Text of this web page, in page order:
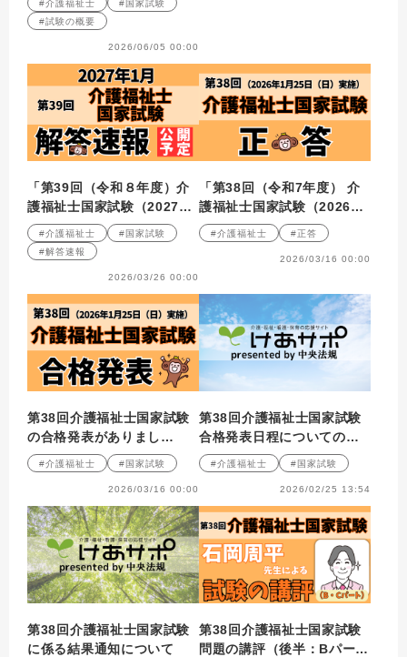
#介護福祉士
#国家試験
#試験の概要
2026/06/05 00:00
「第39回（令和８年度）介
護福祉士国家試験（2027年
１月）」解答速報のお知ら
せ
#介護福祉士
#国家試験
#解答速報
2026/03/26 00:00
「第38回（令和7年度） 介
護福祉士国家試験（2026年
１月25日）」正答
#介護福祉士 #正答
2026/03/16 00:00
第38回介護福祉士国家試験
の合格発表がありまし
た！！
#介護福祉士 #国家試験
2026/03/16 00:00
第38回介護福祉士国家試験
合格発表日程についてのお
知らせ
#介護福祉士 #国家試験
2026/02/25 13:54
第38回介護福祉士国家試験
に係る結果通知について
第38回介護福祉士国家試験
問題の講評（後半：Bパー